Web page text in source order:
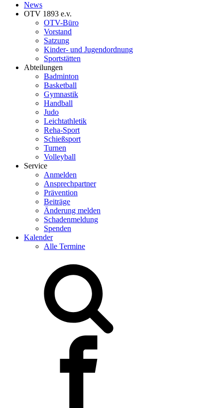
News
OTV 1893 e.v.
OTV-Büro
Vorstand
Satzung
Kinder- und Jugendordnung
Sportstätten
Abteilungen
Badminton
Basketball
Gymnastik
Handball
Judo
Leichtathletik
Reha-Sport
Schießsport
Turnen
Volleyball
Service
Anmelden
Ansprechpartner
Prävention
Beiträge
Änderung melden
Schadenmeldung
Spenden
Kalender
Alle Termine